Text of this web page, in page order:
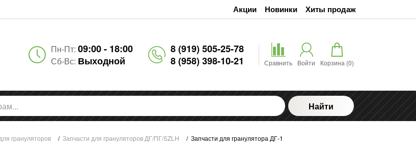
Акции Новинки Хиты продаж
Пн-Пт: 09:00 - 18:00
Сб-Вс: Выходной
8 (919) 505-25-78
8 (958) 398-10-21
Сравнить Войти Корзина (0)
Найти
грануляторов / Запчасти для грануляторов ДГ/ПГ/SZLH / Запчасти для гранулятора ДГ-1